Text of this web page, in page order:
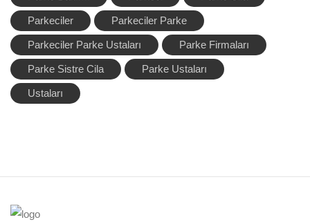
Parkeciler Parkeciler Parke
Parkeciler Parke Ustaları Parke Firmaları
Parke Sistre Cila Parke Ustaları
Ustaları